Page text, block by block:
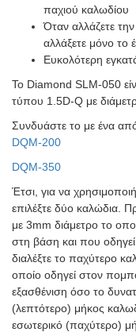
παχιού καλωδίου
Όταν αλλάζετε
αλλάξετε μόνο το
Ευκολότερη
To Diamond SLM-050
τύπου 1.5D-Q με
Συνδυάστε το με ένα
DQM-200
DQM-350
Έτσι, για να
επιλέξτε δύο καλώδια.
με 3mm διάμετρο το
στη βάση και που
διαλέξτε το παχύτερο
οποίο οδηγεί στον
εξασθένιση όσο το
(λεπτότερο) μήκος
εσωτερικό (παχύτερο)